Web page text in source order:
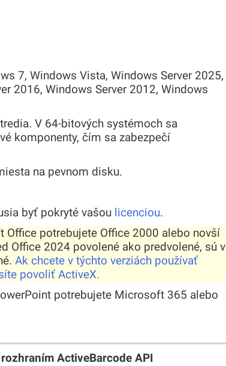
7, Windows Vista, Windows Server 2025,
2016, Windows Server 2012, Windows
V 64-bitových systémoch sa
komponenty, čím sa zabezpečí
na pevnom disku.
byť pokryté vašou licenciou.
potrebujete Office 2000 alebo novší
Office 2024 povolené ako predvolené, sú v
Ak chcete v týchto verziách používať
povoliť ActiveX.
potrebujete Microsoft 365 alebo
ActiveBarcode API